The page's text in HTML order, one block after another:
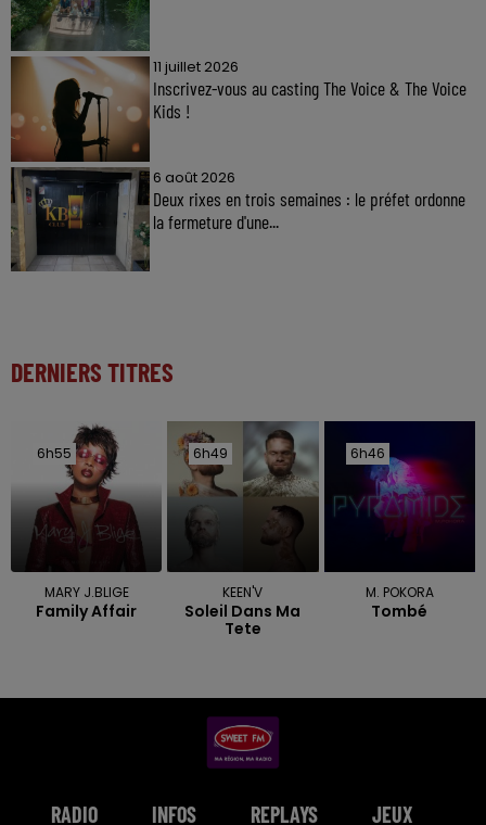
11 juillet 2026
Inscrivez-vous au casting The Voice & The Voice
Kids !
6 août 2026
Deux rixes en trois semaines : le préfet ordonne
la fermeture d'une...
DERNIERS TITRES
6h55
6h55
MARY J.BLIGE
Family Affair
6h49
6h49
KEEN'V
Soleil Dans Ma
Tete
6h46
6h46
M. POKORA
Tombé
RADIO INFOS REPLAYS JEUX